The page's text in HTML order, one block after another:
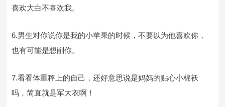
喜欢大白不喜欢我。
6.男生对你说你是我的小苹果的时候，不要以为他喜欢你，
也有可能是想削你。
7.看看体重秤上的自己，还好意思说是妈妈的贴心小棉袄
吗，简直就是军大衣啊！